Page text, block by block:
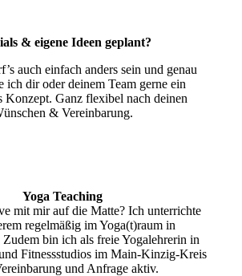
& eigene Ideen geplant?
auch einfach anders sein und genau
ich dir oder deinem Team gerne ein
Konzept. Ganz flexibel nach deinen
& Vereinbarung.
Yoga Teaching
mit mir auf die Matte? Ich unterrichte
regelmäßig im Yoga(t)raum in
Zudem bin ich als freie Yogalehrerin in
Fitnessstudios im Main-Kinzig-Kreis
und Anfrage aktiv.